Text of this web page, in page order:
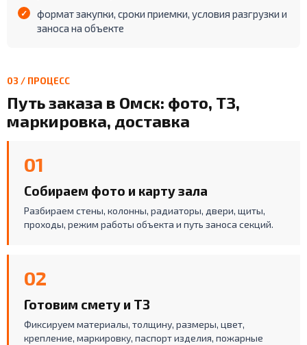
формат закупки, сроки приемки, условия разгрузки и
заноса на объекте
03 / ПРОЦЕСС
Путь заказа в Омск: фото, ТЗ,
маркировка, доставка
01
Собираем фото и карту зала
Разбираем стены, колонны, радиаторы, двери, щиты,
проходы, режим работы объекта и путь заноса секций.
02
Готовим смету и ТЗ
Фиксируем материалы, толщину, размеры, цвет,
крепление, маркировку, паспорт изделия, пожарные